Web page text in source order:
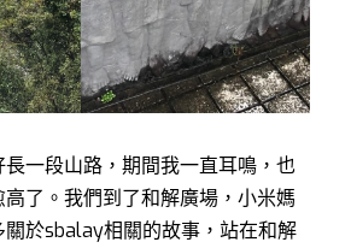
一段山路，期間我一直耳鳴，也
了。我們到了和解廣場，小米媽
於sbalay相關的故事，站在和解